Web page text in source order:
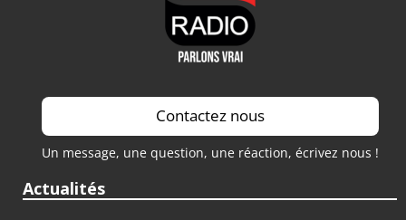
Contactez nous
Un message, une question, une réaction, écrivez nous !
Actualités